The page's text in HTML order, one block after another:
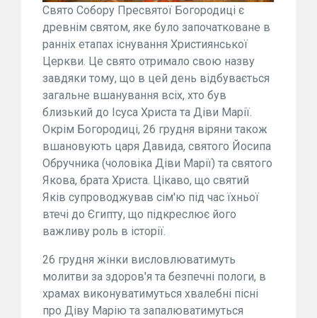
Свято Собору Пресвятої Богородиці є
древнім святом, яке було започатковане в
ранніх етапах існування Християнської
Церкви. Це свято отримало свою назву
завдяки тому, що в цей день відбувається
загальне вшанування всіх, хто був
близький до Ісуса Христа та Діви Марії.
Окрім Богородиці, 26 грудня віряни також
вшановують царя Давида, святого Йосипа
Обручника (чоловіка Діви Марії) та святого
Якова, брата Христа. Цікаво, що святий
Яків супроводжував сім'ю під час їхньої
втечі до Єгипту, що підкреслює його
важливу роль в історії.
26 грудня жінки висловлюватимуть
молитви за здоров'я та безпечні пологи, в
храмах виконуватимуться хвалебні пісні
про Діву Марію та запалюватимуться